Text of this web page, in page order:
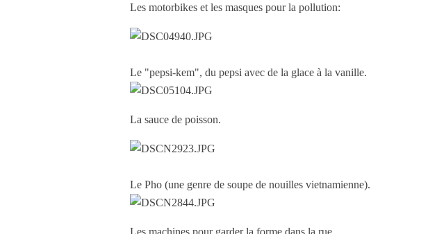
Les motorbikes et les masques pour la pollution:
Le "pepsi-kem", du pepsi avec de la glace à la vanille.
La sauce de poisson.
Le Pho (une genre de soupe de nouilles vietnamienne).
Les machines pour garder la forme dans la rue.